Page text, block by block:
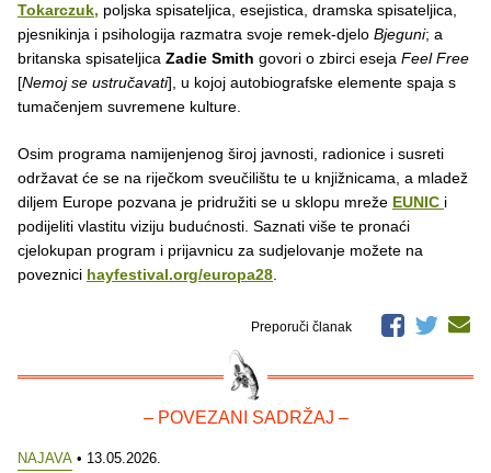
Tokarczuk, poljska spisateljica, esejistica, dramska spisateljica,
pjesnikinja i psihologija razmatra svoje remek-djelo Bjeguni; a
britanska spisateljica Zadie Smith govori o zbirci eseja Feel Free
[Nemoj se ustručavati], u kojoj autobiografske elemente spaja s
tumačenjem suvremene kulture.
Osim programa namijenjenog široj javnosti, radionice i susreti
održavat će se na riječkom sveučilištu te u knjižnicama, a mladež
diljem Europe pozvana je pridružiti se u sklopu mreže EUNIC i
podijeliti vlastitu viziju budućnosti. Saznati više te pronaći
cjelokupan program i prijavnicu za sudjelovanje možete na
poveznici hayfestival.org/europa28.
Preporuči članak
– POVEZANI SADRŽAJ –
NAJAVA • 13.05.2026.